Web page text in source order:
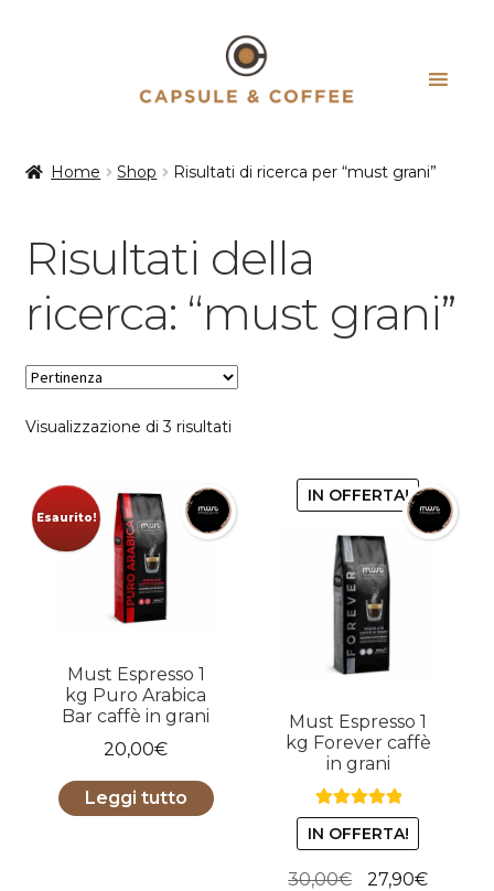
Home Shop Risultati di ricerca per “must grani”
Risultati della
ricerca: “must grani”
Visualizzazione di 3 risultatiPopolarità
Esaurito!
Must Espresso 1
kg Puro Arabica
Bar caffè in grani
20,00€
Leggi tutto
IN OFFERTA!
Must Espresso 1
kg Forever caffè
in grani
Valutato5.00
su 5
IN OFFERTA!
30,00€ 27,90€Il